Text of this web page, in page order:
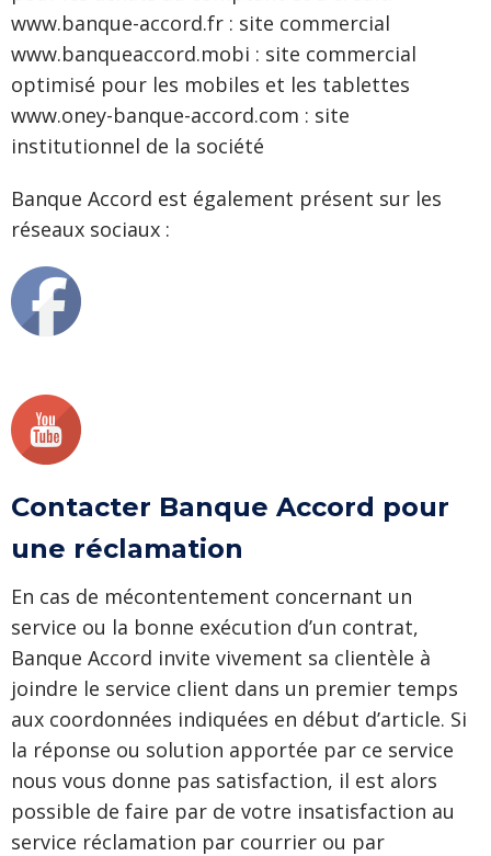
www.banque-accord.fr : site commercial
www.banqueaccord.mobi : site commercial
optimisé pour les mobiles et les tablettes
www.oney-banque-accord.com : site
institutionnel de la société
Banque Accord est également présent sur les
réseaux sociaux :
Contacter Banque Accord pour
une réclamation
En cas de mécontentement concernant un
service ou la bonne exécution d’un contrat,
Banque Accord invite vivement sa clientèle à
joindre le service client dans un premier temps
aux coordonnées indiquées en début d’article. Si
la réponse ou solution apportée par ce service
nous vous donne pas satisfaction, il est alors
possible de faire par de votre insatisfaction au
service réclamation par courrier ou par